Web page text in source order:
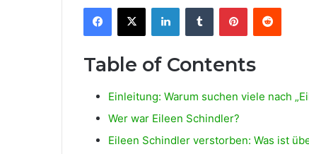
Facebook
X LinkedInTumblr PinterestReddit
Table of Contents
Einleitung: Warum suchen viele nach
Wer war Eileen Schindler?
Eileen Schindler verstorben: Was ist